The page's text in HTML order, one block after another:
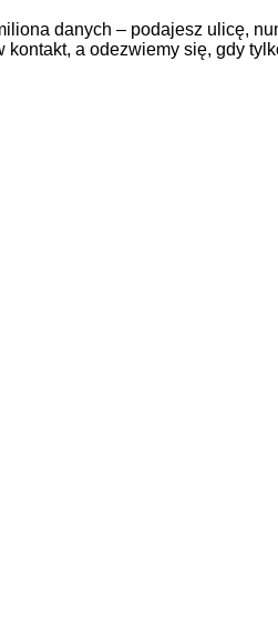
danych – podajesz ulicę,
kontakt, a odezwiemy się, gdy